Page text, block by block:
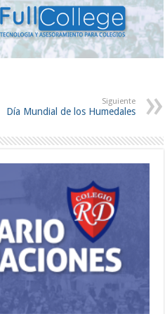
Siguiente
Día Mundial de los Humedales